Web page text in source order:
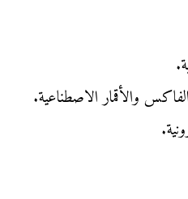
والأقمار الاصطناعية.